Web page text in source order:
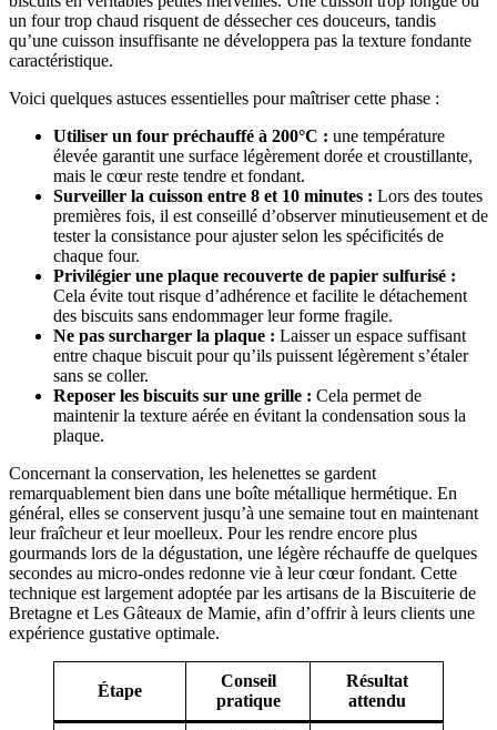
un four trop chaud risquent de déssecher ces douceurs, tandis
qu’une cuisson insuffisante ne développera pas la texture fondante
caractéristique.
Voici quelques astuces essentielles pour maîtriser cette phase :
Utiliser un four préchauffé à 200°C : une température
élevée garantit une surface légèrement dorée et croustillante,
mais le cœur reste tendre et fondant.
Surveiller la cuisson entre 8 et 10 minutes : Lors des toutes
premières fois, il est conseillé d’observer minutieusement et de
tester la consistance pour ajuster selon les spécificités de
chaque four.
Privilégier une plaque recouverte de papier sulfurisé :
Cela évite tout risque d’adhérence et facilite le détachement
des biscuits sans endommager leur forme fragile.
Ne pas surcharger la plaque : Laisser un espace suffisant
entre chaque biscuit pour qu’ils puissent légèrement s’étaler
sans se coller.
Reposer les biscuits sur une grille : Cela permet de
maintenir la texture aérée en évitant la condensation sous la
plaque.
Concernant la conservation, les helenettes se gardent
remarquablement bien dans une boîte métallique hermétique. En
général, elles se conservent jusqu’à une semaine tout en maintenant
leur fraîcheur et leur moelleux. Pour les rendre encore plus
gourmands lors de la dégustation, une légère réchauffe de quelques
secondes au micro-ondes redonne vie à leur cœur fondant. Cette
technique est largement adoptée par les artisans de la Biscuiterie de
Bretagne et Les Gâteaux de Mamie, afin d’offrir à leurs clients une
expérience gustative optimale.
Étape
Conseil
pratique
Résultat
attendu